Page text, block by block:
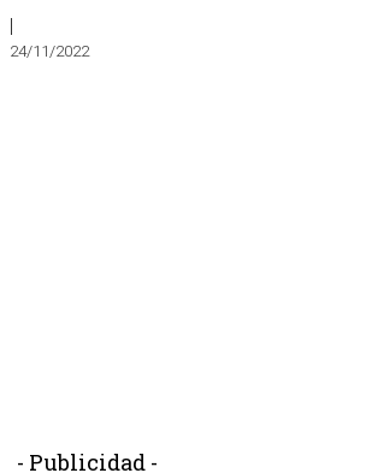
|
24/11/2022
- Publicidad -